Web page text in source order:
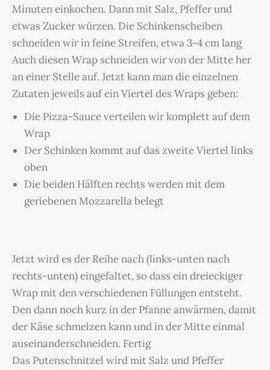
Minuten einkochen. Dann mit Salz, Pfeffer und
etwas Zucker würzen. Die Schinkenscheiben
schneiden wir in feine Streifen, etwa 3-4 cm lang
Auch diesen Wrap schneiden wir von der Mitte her
an einer Stelle auf. Jetzt kann man die einzelnen
Zutaten jeweils auf ein Viertel des Wraps geben:
Die Pizza-Sauce verteilen wir komplett auf dem
Wrap
Der Schinken kommt auf das zweite Viertel links
oben
Die beiden Hälften rechts werden mit dem
geriebenen Mozzarella belegt
Jetzt wird es der Reihe nach (links-unten nach
rechts-unten) eingefaltet, so dass ein dreieckiger
Wrap mit den verschiedenen Füllungen entsteht.
Den dann noch kurz in der Pfanne anwärmen, damit
der Käse schmelzen kann und in der Mitte einmal
auseinanderschneiden. Fertig
Das Putenschnitzel wird mit Salz und Pfeffer